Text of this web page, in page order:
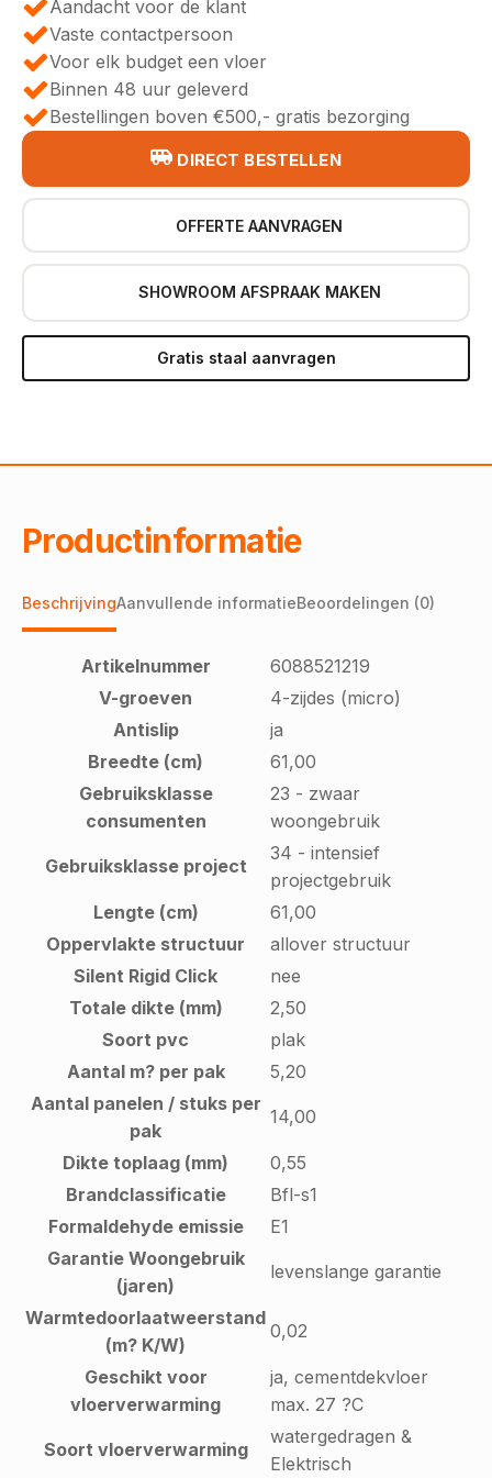
Aandacht voor de klant
Vaste contactpersoon
Voor elk budget een vloer
Binnen 48 uur geleverd
Bestellingen boven €500,- gratis bezorging
DIRECT BESTELLEN
OFFERTE AANVRAGEN
SHOWROOM AFSPRAAK MAKEN
Gratis staal aanvragen
Productinformatie
BeschrijvingAanvullende informatieBeoordelingen (0)
Artikelnummer
6088521219
V-groeven
4-zijdes (micro)
Antislip
ja
Breedte (cm)
61,00
Gebruiksklasse
consumenten
23 - zwaar
woongebruik
Gebruiksklasse project
34 - intensief
projectgebruik
Lengte (cm)
61,00
Oppervlakte structuur
allover structuur
Silent Rigid Click
nee
Totale dikte (mm)
2,50
Soort pvc
plak
Aantal m? per pak
5,20
Aantal panelen / stuks per
pak
14,00
Dikte toplaag (mm)
0,55
Brandclassificatie
Bfl-s1
Formaldehyde emissie
E1
Garantie Woongebruik
(jaren)
levenslange garantie
Warmtedoorlaatweerstand
(m? K/W)
0,02
Geschikt voor
vloerverwarming
ja, cementdekvloer
max. 27 ?C
Soort vloerverwarming
watergedragen &
Elektrisch